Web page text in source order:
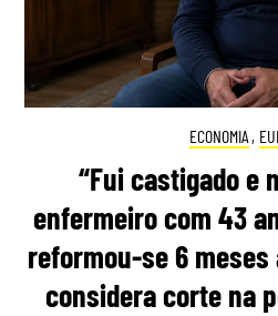
ECONOMIA ,
“Fui castigado e
enfermeiro com 43
reformou-se 6
considera corte na